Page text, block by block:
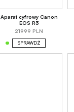
Aparat cyfrowy Canon
EOS R3
21999 PLN
SPRAWDŹ